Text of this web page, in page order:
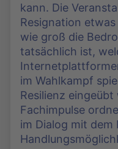
kann. Die
Resignation
wie groß die
tatsächlich ist,
im Wahlkampf
Resilienz
Fachimpulse
im Dialog mit dem